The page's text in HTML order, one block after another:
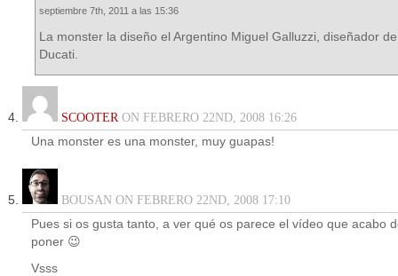
septiembre 7th, 2011 a las 15:36
La monster la diseño el Argentino Miguel Galluzzi, diseñador de
Ducati.
SCOOTERON FEBRERO 22ND, 2008 16:26
Una monster es una monster, muy guapas!
BOUSAN ON FEBRERO 22ND, 2008 17:10
Pues si os gusta tanto, a ver qué os parece el vídeo que acabo
poner 😉
Vsss